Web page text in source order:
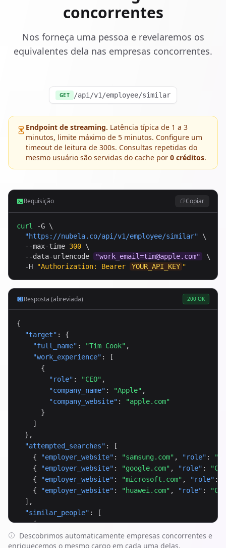
concorrentes
Nos forneça uma pessoa e revelaremos os
equivalentes dela nas empresas concorrentes.
GET /api/v1/employee/similar
Endpoint de streaming. Latência típica de 1 a 3
minutos, limite máximo de 5 minutos. Configure um
timeout de leitura de 300s. Consultas repetidas do
mesmo usuário são servidas do cache por 0 créditos.
Requisição Copiar
curl
-G \
"https://nubela.co/api/v1/employee/similar" \
  --max-time
300 \
  --data-urlencode
"work_email=tim@apple.com"
\
  -H
"Authorization: Bearer YOUR_API_KEY "
Resposta (abreviada) 200 OK
{
"target" : {
"full_name" : "Tim Cook" ,
"work_experience" : [
      {
"role" : "CEO" ,
"company_name" : "Apple" ,
"company_website" :
"apple.com"
      }
    ]
  },
"attempted_searches" : [
    {
"employer_website" : "samsung.com" , "role" :
    {
"employer_website" : "google.com" , "role" :
    {
"employer_website" : "microsoft.com" , "role" :
    {
"employer_website" : "huawei.com" , "role" :
  ],
"similar_people" : [
    {
"full_name": "Sundar Pichai",
"work_experience": [
Descobrimos automaticamente empresas concorrentes e
enriquecemos o mesmo cargo em cada uma delas.